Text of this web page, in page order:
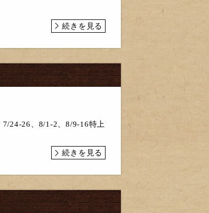
続きを見る
24-26、8/1-2、8/9-16特上
続きを見る